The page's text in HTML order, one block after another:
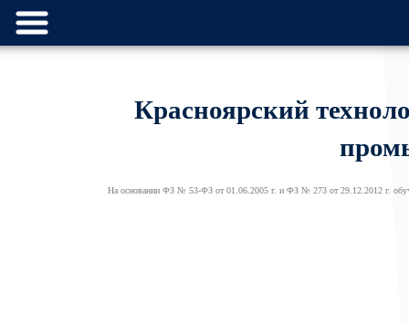
Красноярский
На основании ФЗ № 53-ФЗ от 01.06.2005 г. и ФЗ № 273 от 29.12.2012 г.